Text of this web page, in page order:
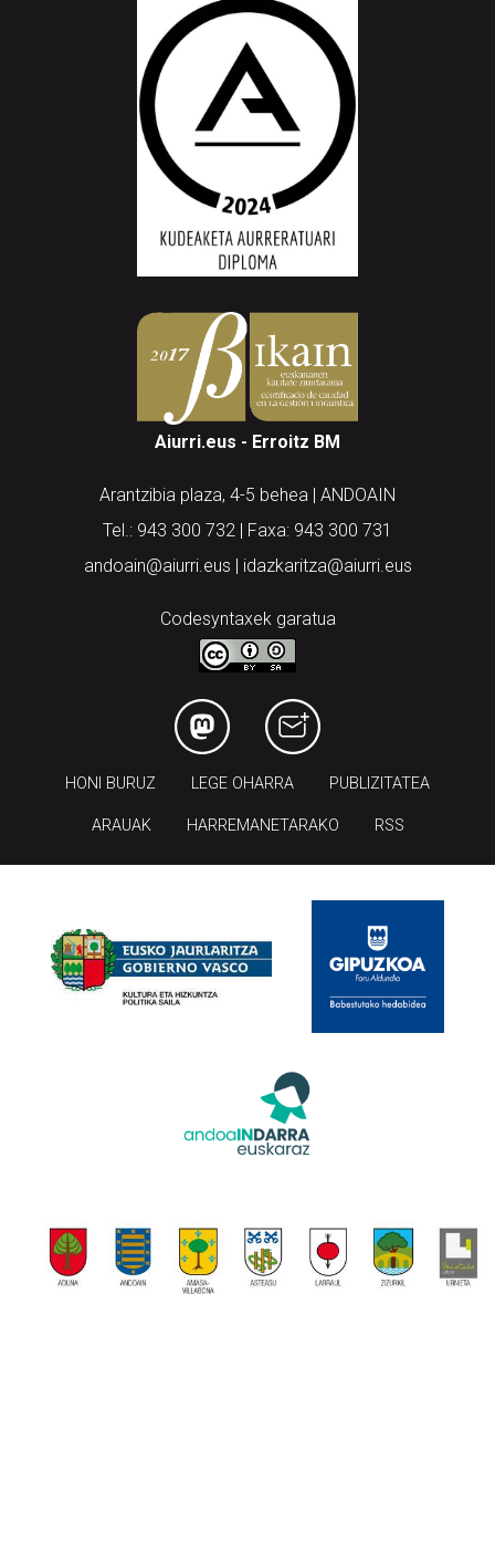
Aiurri.eus - Erroitz BM
Arantzibia plaza, 4-5 behea | ANDOAIN
Tel.: 943 300 732 | Faxa: 943 300 731
andoain@aiurri.eus | idazkaritza@aiurri.eus
Codesyntaxek garatua
HONI BURUZ LEGE OHARRA PUBLIZITATEA
ARAUAK HARREMANETARAKO RSS